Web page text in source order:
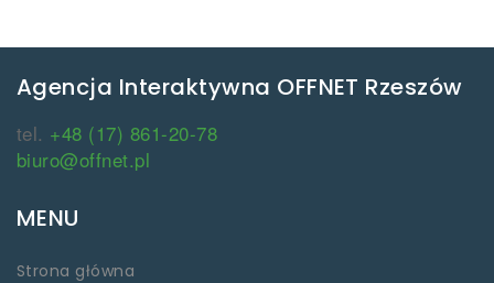
Agencja Interaktywna OFFNET Rzeszów
tel. +48 (17) 861-20-78
biuro@offnet.pl
MENU
Strona główna